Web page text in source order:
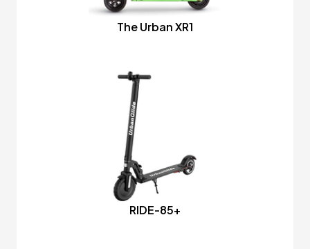
The Urban XR1
RIDE-85+